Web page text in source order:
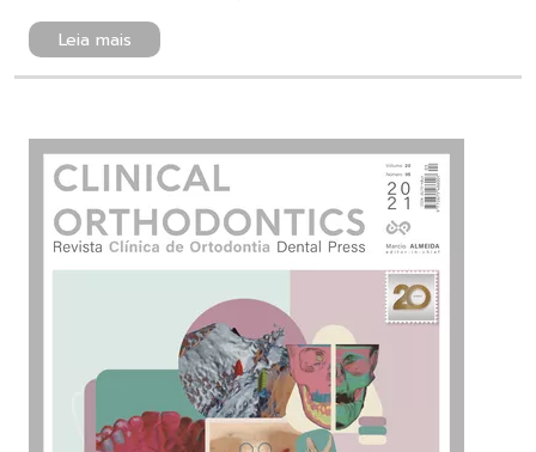
Leia mais